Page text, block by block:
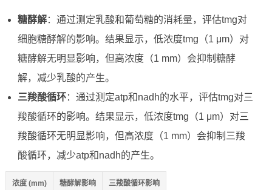
糖酵解：通过测定乳酸和葡萄糖的消耗量，评估tmg对
细胞糖酵解的影响。结果显示，低浓度tmg（1 μm）对
糖酵解无明显影响，但高浓度（1 mm）会抑制糖酵
解，减少乳酸的产生。
三羧酸循环：通过测定atp和nadh的水平，评估tmg对三
羧酸循环的影响。结果显示，低浓度tmg（1 μm）对三
羧酸循环无明显影响，但高浓度（1 mm）会抑制三羧
酸循环，减少atp和nadh的产生。
浓度 (mm) 糖酵解影响 三羧酸循环影响